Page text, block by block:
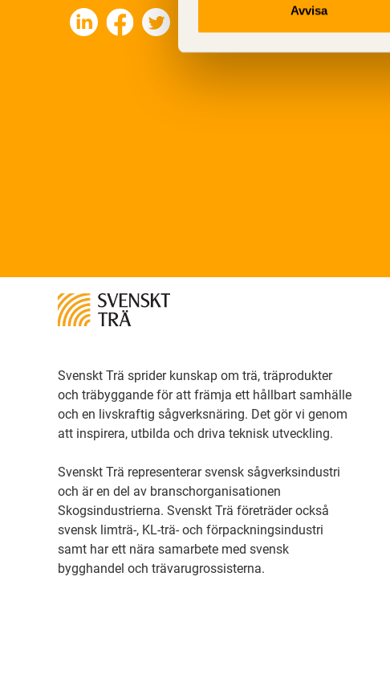
Avvisa
Svenskt Trä sprider kunskap om trä, träprodukter
och träbyggande för att främja ett hållbart samhälle
och en livskraftig sågverksnäring. Det gör vi genom
att inspirera, utbilda och driva teknisk utveckling.
Svenskt Trä representerar svensk sågverksindustri
och är en del av branschorganisationen
Skogsindustrierna. Svenskt Trä företräder också
svensk limträ-, KL-trä- och förpackningsindustri
samt har ett nära samarbete med svensk
bygghandel och trävarugrossisterna.